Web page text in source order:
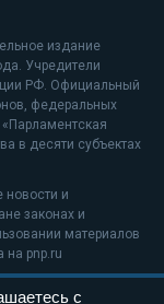
издание
Учредители
РФ. Официальный
федеральных
в десяти субъектах
новости и
законах и
материалов
на pnp.ru
с